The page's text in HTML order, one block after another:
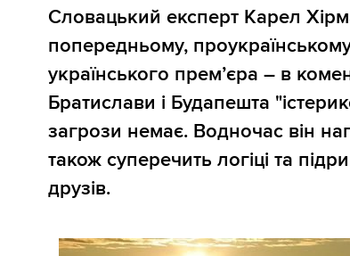
Словацький експерт Карел
попередньому,
українського прем’єра – в
Братислави і Будапешта
загрози немає. Водночас він
також суперечить логіці та
друзів.